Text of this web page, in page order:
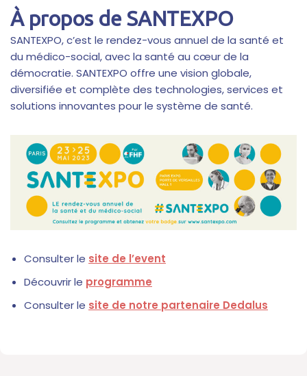
À propos de SANTEXPO
SANTEXPO, c’est le rendez-vous annuel de la santé et
du médico-social, avec la santé au cœur de la
démocratie. SANTEXPO offre une vision globale,
diversifiée et complète des technologies, services et
solutions innovantes pour le système de santé.
Consulter le site de l’event
Découvrir le programme
Consulter le site de notre partenaire Dedalus